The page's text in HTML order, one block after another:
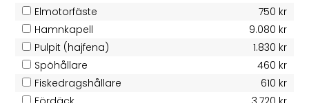
Elmotorfäste
750 kr
Hamnkapell
9.080 kr
Pulpit (hajfena)
1.830 kr
Spöhållare
460 kr
Fiskedragshållare
610 kr